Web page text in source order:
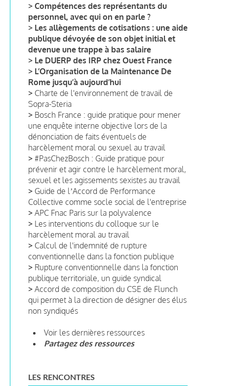
> Compétences des représentants du
personnel, avec qui on en parle ?
> Les allègements de cotisations : une aide
publique dévoyée de son objet initial et
devenue une trappe à bas salaire
> Le DUERP des IRP chez Ouest France
> L’Organisation de la Maintenance De
Rome jusqu’à aujourd’hui
> Charte de l'environnement de travail de
Sopra-Steria
> Bosch France : guide pratique pour mener
une enquête interne objective lors de la
dénonciation de faits éventuels de
harcèlement moral ou sexuel au travail
> #PasChezBosch : Guide pratique pour
prévenir et agir contre le harcèlement moral,
sexuel et les agissements sexistes au travail
> Guide de lʼAccord de Performance
Collective comme socle social de l'entreprise
> APC Fnac Paris sur la polyvalence
> Les interventions du colloque sur le
harcèlement moral au travail
> Calcul de l'indemnité de rupture
conventionnelle dans la fonction publique
> Rupture conventionnelle dans la fonction
publique territoriale, un guide syndical
> Accord de composition du CSE de Flunch
qui permet à la direction de désigner des élus
non syndiqués
Voir les dernières ressources
Partagez des ressources
LES RENCONTRES